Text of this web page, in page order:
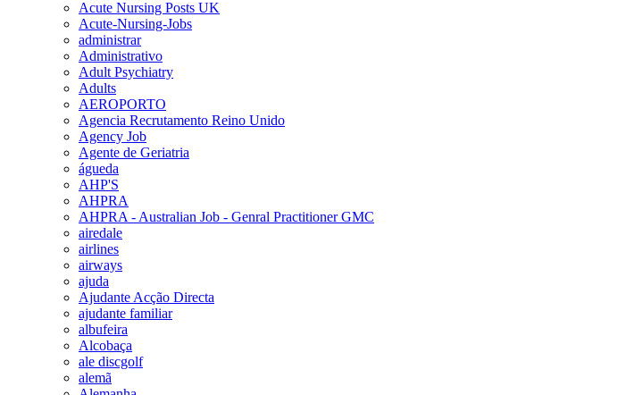
Acute Nursing Posts UK
Acute-Nursing-Jobs
administrar
Administrativo
Adult Psychiatry
Adults
AEROPORTO
Agencia Recrutamento Reino Unido
Agency Job
Agente de Geriatria
águeda
AHP'S
AHPRA
AHPRA - Australian Job - Genral Practitioner GMC
airedale
airlines
airways
ajuda
Ajudante Acção Directa
ajudante familiar
albufeira
Alcobaça
ale discgolf
alemã